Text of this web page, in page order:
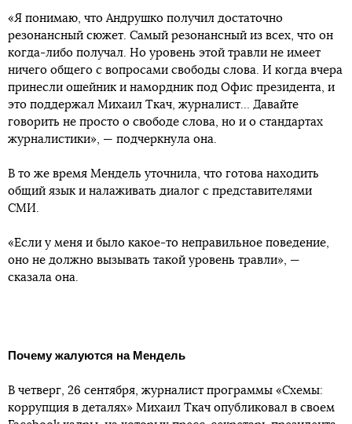
«Я понимаю, что Андрушко получил достаточно
резонансный сюжет. Самый резонансный из всех, что он
когда-либо получал. Но уровень этой травли не имеет
ничего общего с вопросами свободы слова. И когда вчера
принесли ошейник и намордник под Офис президента, и
это поддержал Михаил Ткач, журналист... Давайте
говорить не просто о свободе слова, но и о стандартах
журналистики», — подчеркнула она.
В то же время Мендель уточнила, что готова находить
общий язык и налаживать диалог с представителями
СМИ.
«Если у меня и было какое-то неправильное поведение,
оно не должно вызывать такой уровень травли», —
сказала она.
Почему жалуются на Мендель
В четверг, 26 сентября, журналист программы «Схемы:
коррупция в деталях» Михаил Ткач опубликовал в своем